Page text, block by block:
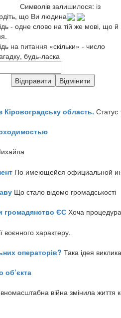
Символів залишилося: із
що Ви людина
- одне слово на тій же мові, що й
на питання «скільки» - число
будь-ласка
Кіровоградську область. Статус
По имеющейся официальной
Що стало відомо громадськості
громадянство ЄС Хоча
воєнного характеру.
операторів? Така ідея
об’єкта
війна змінила життя